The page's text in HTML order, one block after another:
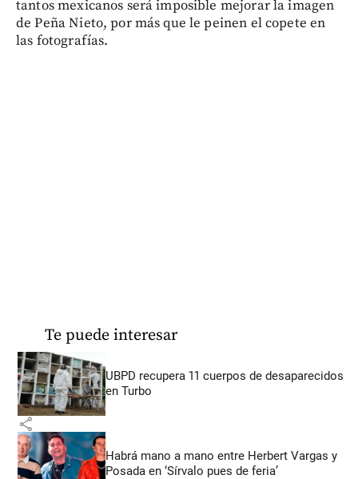
tantos mexicanos será imposible mejorar la imagen
de Peña Nieto, por más que le peinen el copete en
las fotografías.
Te puede interesar
UBPD recupera 11 cuerpos de desaparecidos
en Turbo
share
Habrá mano a mano entre Herbert Vargas y
Posada en ‘Sírvalo pues de feria’